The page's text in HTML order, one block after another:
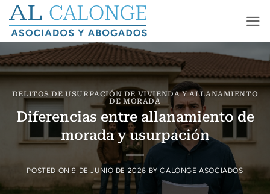
Saltar
contenido
DELITOS DE USURPACIÓN DE VIVIENDA Y ALLANAMIENTO
DE MORADA
Diferencias entre allanamiento de
morada y usurpación
POSTED ON9 DE JUNIO DE 2026 BYCALONGE ASOCIADOS